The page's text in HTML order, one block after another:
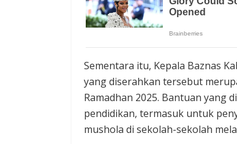
Sementara itu, Kepala Baznas
yang diserahkan tersebut
Ramadhan 2025. Bantuan yang
pendidikan, termasuk untuk
mushola di sekolah-sekolah